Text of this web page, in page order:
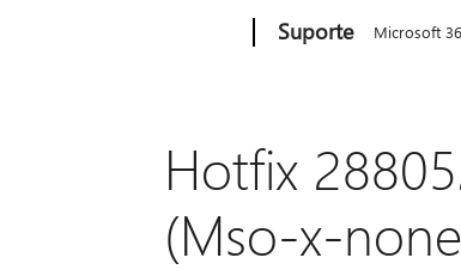
Suporte Microsoft
Hotfix
(Mso-x-